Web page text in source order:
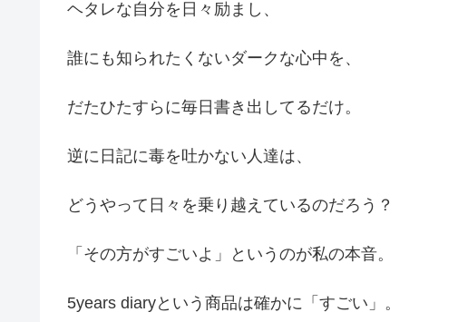
ヘタレな自分を日々励まし、
誰にも知られたくないダークな心中を、
だたひたすらに毎日書き出してるだけ。
逆に日記に毒を吐かない人達は、
どうやって日々を乗り越えているのだろう？
「その方がすごいよ」というのが私の本音。
5years diaryという商品は確かに「すごい」。